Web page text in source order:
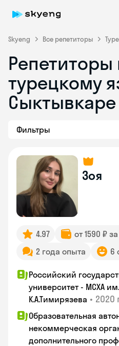
Skyeng Все репетиторы
Репетиторы
турецкому
Фильтры
Зоя
4.97
от 1590 ₽
2 года опыта
6
Российский
университет - МСХА им.
К.А.Тимирязева • 2020
Образовательная
некоммерческая
дополнительного
Skyeng Chat